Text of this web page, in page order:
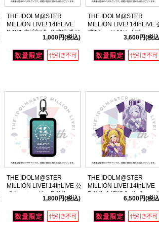
THE IDOLM@STER
MILLION LIVE! 14thLIVE
DAY1 主演記念 公式応援ジ
ャンボうちわ 【エミリー ス
チュアート】
1,000円(税込)
THE IDOLM@STER
MILLION LIVE! 14thLIVE
式Tシャツ Mサイズ
3,600円(税
THE IDOLM@STER
MILLION LIVE! 14thLIVE 公
式キーホルダー DAY1
1,800円(税込)
THE IDOLM@STER
MILLION LIVE! 14thLIVE
DAY1 主演記念 公式フル
ラフィックTシャツ 【エミ
リー スチュアート】
6,500円(税